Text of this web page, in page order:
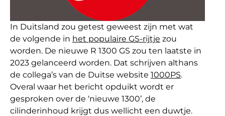
In Duitsland zou getest geweest zijn met wat
de volgende in het populaire GS-rijtje zou
worden. De nieuwe R 1300 GS zou ten laatste in
2023 gelanceerd worden. Dat schrijven althans
de collega’s van de Duitse website 1000PS.
Overal waar het bericht opduikt wordt er
gesproken over de ‘nieuwe 1300’, de
cilinderinhoud krijgt dus wellicht een duwtje.